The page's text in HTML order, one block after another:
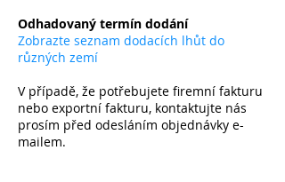
Odhadovaný termín dodání
Zobrazte seznam dodacích lhůt do
různých zemí
V případě, že potřebujete firemní fakturu
nebo exportní fakturu, kontaktujte nás
prosím před odesláním objednávky e-
mailem.